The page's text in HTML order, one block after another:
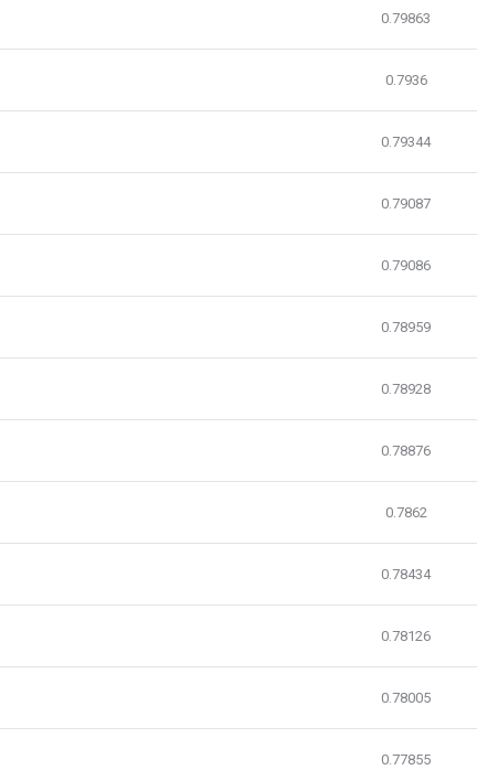
음 또는 이와 유사한 방법에 의하여 구매를 신청하며, “회사”는 이용자가
선택
, 전자우편주소(또는 이동전화번호) 등의 입력
한되는 서비스 등 비용 부담과 관련한 내용에 대한 확인
의 사항을 확인하거나 거부하는 표시(예, 마우스 클릭)
청 및 이에 관한 확인 또는 “사이트”의 확인에 대한 동의
자 개인정보를 제공할 필요가 있는 경우 1)개인정보를 제공받는 자, 2)개
보 이용 목적, 3)제공하는 개인정보의 항목, 4)개인정보를 제공받는 자
을 구매자에게 알리고 동의를 받아야 한다. (동의를 받은 사항이 변경되
자의 개인정보를 취급할 수 있도록 업무를 위탁하는 경우에는 1)개인정
정보 취급위탁을 하는 업무의 내용을 구매자에게 알리고 동의를 받아야
되는 경우에도 같다.) 다만, 서비스 제공에 관한 계약 이행을 위해 필요
된 경우에는 「정보통신망 이용촉진 및 정보보호 등에 관한 법률」에
보 취급방침을 통해 알림으로써 고지 절차와 동의 절차를 거치지 아니
매 신청에 대하여 다음 각 호에 해당하면 승낙하지 않을 수 있다. 다만,
우에는 법정대리인의 동의를 얻지 못하면 미성년자 본인 또는 법정대
내용을 고지하여야 한다.
, 오기가 있는 경우
제1항의 수신 확인통지형태로 이용자에게 도달한 시점에 계약이 성립한
반하는 회원에 대한 이용 제한 조치, 부정 이용 행위를 포함하여 서비스
행위에 대한 방지 및 제재, 계정도용 및 부정거래 방지, 약관 개정 등의
한 기록 보존, 민원처리 등 이용자 보호 및 서비스 운영을 위하여 개인정
인증, 구매 및 요금 결제, 상품 및 서비스의 배송을 위하여 개인정보를
, 광고성 정보 제공 등 마케팅 및 프로모션 목적으로 개인정보를 이용합
석, 서비스 이용에 대한 통계, 서비스 분석 및 통계에 따른 맞춤 서비스
를 이용합니다.
서 이용자가 안심하고 이용할 수 있는 서비스 이용환경 구축을 위해 개
및 국외이전
의 없이 개인정보를 외부에 제공하지 않습니다.
없이 개인정보를 외부에 제공하지 않습니다. 단, 이용자가 정당한 대가를
제공에 직접 동의를 한 경우, 그리고 관련 법령에 의거해 데이콘에 개인
, 이용자의 생명이나 안전에 급박한 위험이 확인되어 이를 해소하기 위한
하고 있습니다.
0.79863
0.7936
0.79344
0.79087
0.79086
0.78959
0.78928
0.78876
0.7862
0.78434
0.78126
0.78005
0.77855